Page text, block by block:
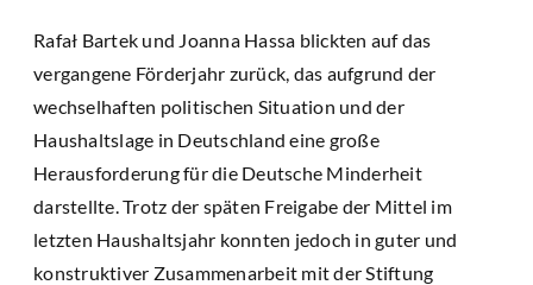
Rafał Bartek und Joanna Hassa blickten auf das
vergangene Förderjahr zurück, das aufgrund der
wechselhaften politischen Situation und der
Haushaltslage in Deutschland eine große
Herausforderung für die Deutsche Minderheit
darstellte. Trotz der späten Freigabe der Mittel im
letzten Haushaltsjahr konnten jedoch in guter und
konstruktiver Zusammenarbeit mit der Stiftung